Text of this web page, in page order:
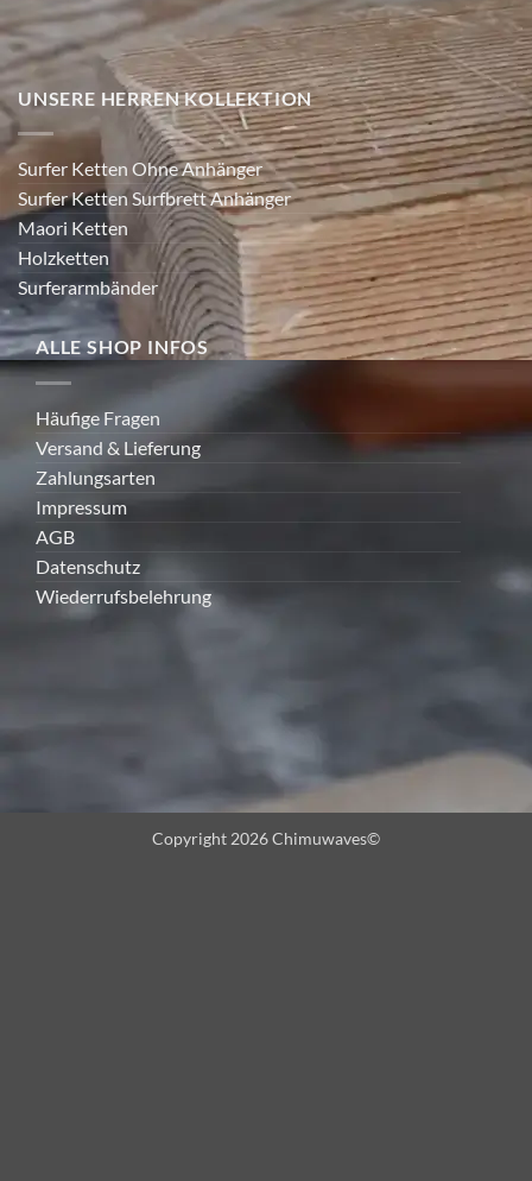
UNSERE HERREN KOLLEKTION
Surfer Ketten Ohne Anhänger
Surfer Ketten Surfbrett Anhänger
Maori Ketten
Holzketten
Surferarmbänder
ALLE SHOP INFOS
Häufige Fragen
Versand & Lieferung
Zahlungsarten
Impressum
AGB
Datenschutz
Wiederrufsbelehrung
Copyright 2026 Chimuwaves©